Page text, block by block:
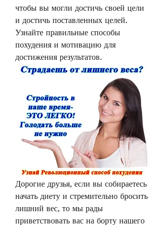
чтобы вы могли достичь своей цели
и достичь поставленных целей.
Узнайте правильные способы
похудения и мотивацию для
достижения результатов.
Дорогие друзья, если вы собираетесь
начать диету и стремительно бросить
лишний вес, то мы рады
приветствовать вас на борту нашего